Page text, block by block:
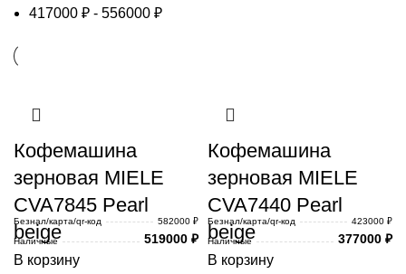
417000 ₽ - 556000 ₽
Кофемашина
зерновая MIELE
CVA7845 Pearl
beige
Безнал/карта/qr-код
582000 ₽
Наличные
519000 ₽
В корзину
Кофемашина
зерновая MIELE
CVA7440 Pearl
beige
Безнал/карта/qr-код
423000 ₽
Наличные
377000 ₽
В корзину